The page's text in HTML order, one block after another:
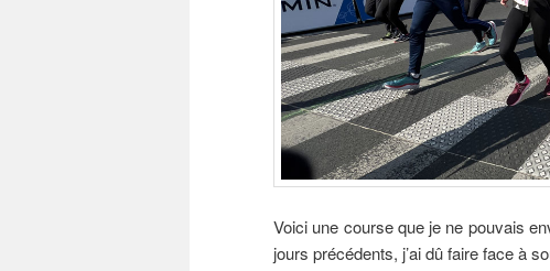
Voici une course que je ne pouvais
jours précédents, j’ai dû faire face à